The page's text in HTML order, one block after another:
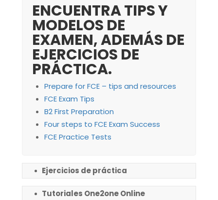
ENCUENTRA TIPS Y
MODELOS DE
EXAMEN, ADEMÁS DE
EJERCICIOS DE
PRÁCTICA.
Prepare for FCE – tips and resources
FCE Exam Tips
B2 First Preparation
Four steps to FCE Exam Success
FCE Practice Tests
Ejercicios de práctica
Tutoriales One2one Online